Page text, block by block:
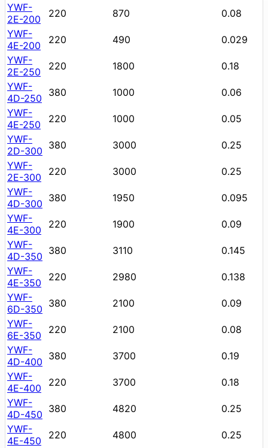
YWF-
2E-200
220 870
0.08
YWF-
4E-200
220 490
0.029
YWF-
2E-250
220 1800
0.18
YWF-
4D-250
380 1000
0.06
YWF-
4E-250
220 1000
0.05
YWF-
2D-300 380 3000
0.25
YWF-
2E-300
220 3000
0.25
YWF-
4D-300 380 1950
0.095
YWF-
4E-300
220 1900
0.09
YWF-
4D-350 380 3110
0.145
YWF-
4E-350
220 2980
0.138
YWF-
6D-350 380 2100
0.09
YWF-
6E-350
220 2100
0.08
YWF-
4D-400 380 3700
0.19
YWF-
4E-400
220 3700
0.18
YWF-
4D-450 380 4820
0.25
YWF-
4E-450
220 4800
0.25